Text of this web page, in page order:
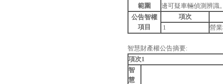
範圍
邊可疑車輛偵測辨識
公告智權
項目
項次
1
營
智慧財產權公告摘要:
項次1
智
慧